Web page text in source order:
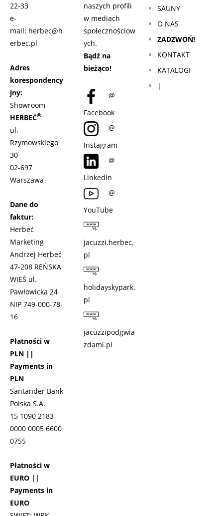
22-33
e-
mail: herbec@h
erbec.pl
Adres
korespondency
jny:
Showroom
HERBEĆ®
ul.
Rzymowskiego
30
02-697
Warszawa
Dane do
faktur:
Herbeć
Marketing
Andrzej Herbeć
47-208 REŃSKA
WIEŚ ul.
Pawłowicka 24
NIP 749-000-78-
16
Płatności w
PLN ||
Payments in
PLN
Santander Bank
Polska S.A.
15 1090 2183
0000 0005 6600
0755
Płatności w
EURO ||
Payments in
EURO
naszych profili
w mediach
społecznościow
ych.
Bądź na
bieżąco!
@
Facebook
@
Instagram
@
Linkedin
@
YouTube
jacuzzi.herbec.
pl
holidayskypark.
pl
jacuzzipodgwia
zdami.pl
SAUNY
O NAS
ZADZWOŃ!
KONTAKT
KATALOGI
|